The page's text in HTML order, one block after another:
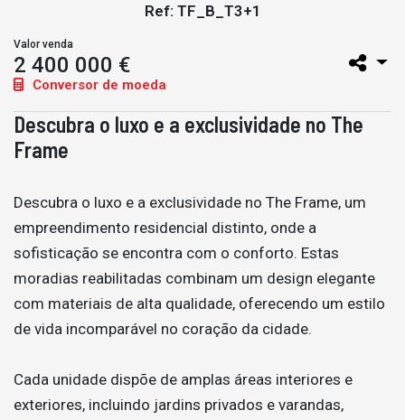
Ref: TF_B_T3+1
Valor venda
2 400 000 €
Conversor de moeda
Descubra o luxo e a exclusividade no The
Frame
Descubra o luxo e a exclusividade no The Frame, um
empreendimento residencial distinto, onde a
sofisticação se encontra com o conforto. Estas
moradias reabilitadas combinam um design elegante
com materiais de alta qualidade, oferecendo um estilo
de vida incomparável no coração da cidade.
Cada unidade dispõe de amplas áreas interiores e
exteriores, incluindo jardins privados e varandas,